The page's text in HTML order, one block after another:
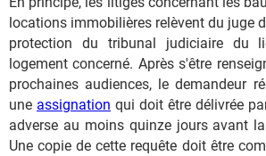
locations immobilières relèvent du juge
protection du tribunal judiciaire du
logement concerné. Après s'être
prochaines audiences, le demandeur
une assignation qui doit être délivrée
adverse au moins quinze jours avant
Une copie de cette requête doit être